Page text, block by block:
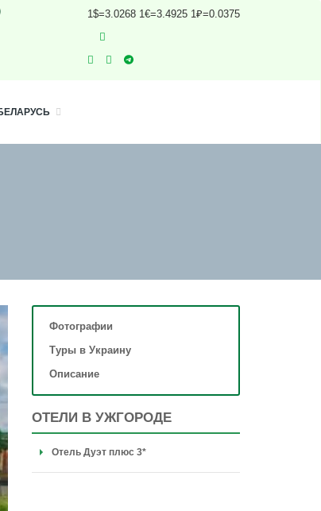
1$=3.0268 1€=3.4925 1₽=0.0375
Фотографии
Туры в Украину
Описание
ОТЕЛИ В УЖГОРОДЕ
Отель Дуэт плюс 3*